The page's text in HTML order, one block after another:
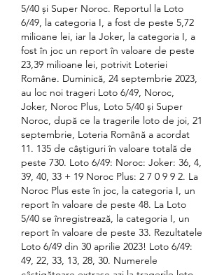
5/40 și Super Noroc. Reportul la Loto
6/49, la categoria I, a fost de peste 5,72
milioane lei, iar la Joker, la categoria I, a
fost în joc un report în valoare de peste
23,39 milioane lei, potrivit Loteriei
Române. Duminică, 24 septembrie 2023,
au loc noi trageri Loto 6/49, Noroc,
Joker, Noroc Plus, Loto 5/40 și Super
Noroc, după ce la tragerile loto de joi, 21
septembrie, Loteria Română a acordat
11. 135 de câștiguri în valoare totală de
peste 730. Loto 6/49: Noroc: Joker: 36, 4,
39, 40, 33 + 19 Noroc Plus: 2 7 0 9 9 2. La
Noroc Plus este în joc, la categoria I, un
report în valoare de peste 48. La Loto
5/40 se înregistrează, la categoria I, un
report în valoare de peste 33. Rezultatele
Loto 6/49 din 30 aprilie 2023! Loto 6/49:
49, 22, 33, 13, 28, 30. Numerele